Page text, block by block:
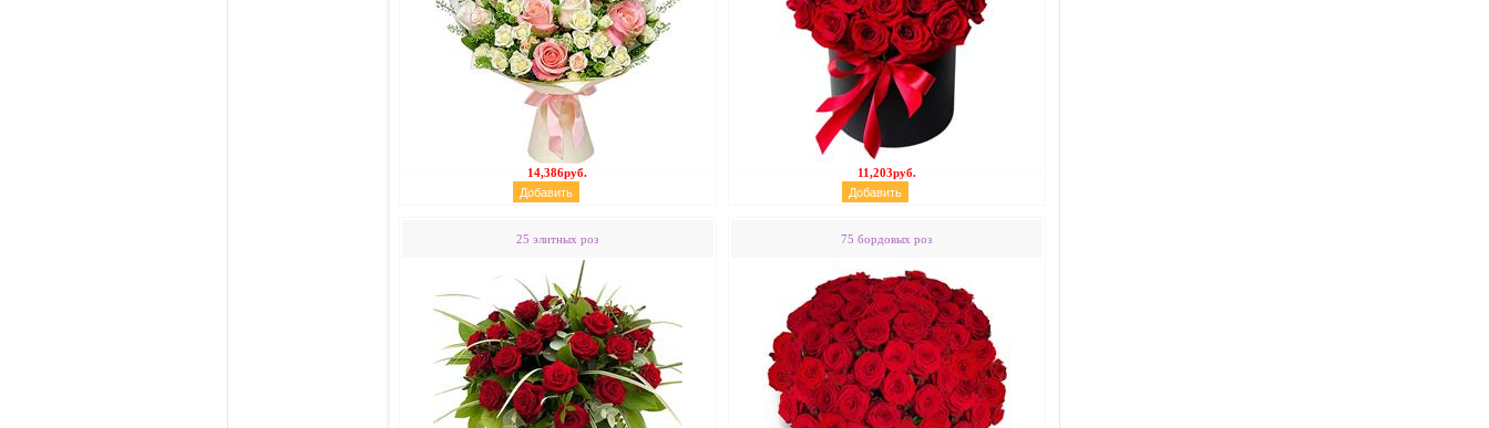
14,386руб. 11,203руб.
25 элитных роз 75 бордовых роз